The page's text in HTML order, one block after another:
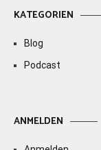
KATEGORIEN
Blog
Podcast
ANMELDEN